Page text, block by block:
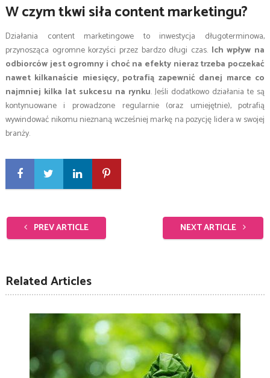
W czym tkwi siła content marketingu?
Działania content marketingowe to inwestycja długoterminowa,
przynosząca ogromne korzyści przez bardzo długi czas. Ich wpływ na
odbiorców jest ogromny i choć na efekty nieraz trzeba poczekać
nawet kilkanaście miesięcy, potrafią zapewnić danej marce co
najmniej kilka lat sukcesu na rynku. Jeśli dodatkowo działania te są
kontynuowane i prowadzone regularnie (oraz umiejętnie), potrafią
wywindować nikomu nieznaną wcześniej markę na pozycję lidera w swojej
branży.
PREV ARTICLE NEXT ARTICLE
Related Articles